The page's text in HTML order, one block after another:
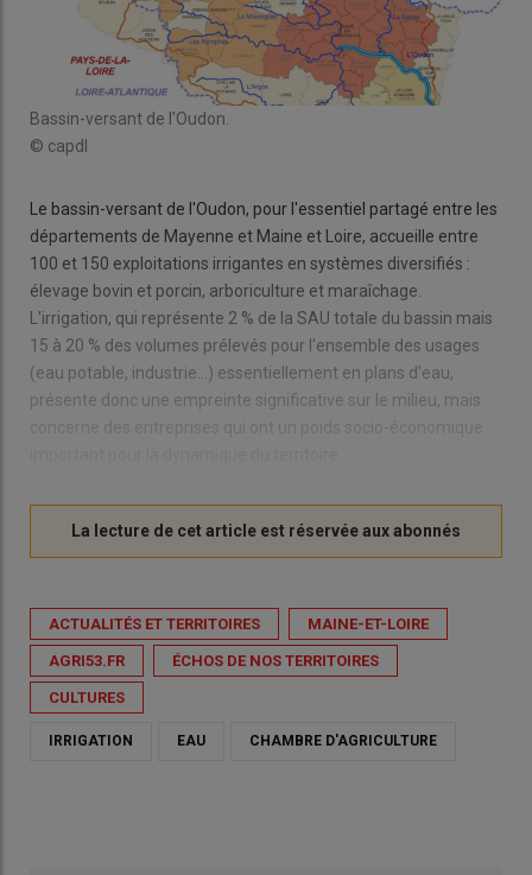
Bassin-versant de l'Oudon.
© capdl
Le bassin-versant de l'Oudon, pour l'essentiel partagé entre les
départements de Mayenne et Maine et Loire, accueille entre
100 et 150 exploitations irrigantes en systèmes diversifiés :
élevage bovin et porcin, arboriculture et maraîchage.
L'irrigation, qui représente 2 % de la SAU totale du bassin mais
15 à 20 % des volumes prélevés pour l'ensemble des usages
(eau potable, industrie...) essentiellement en plans d'eau,
présente donc une empreinte significative sur le milieu, mais
concerne des entreprises qui ont un poids socio-économique
ACTUALITÉS ET TERRITOIRES MAINE-ET-LOIRE
AGRI53.FR ÉCHOS DE NOS TERRITOIRES
CULTURES
IRRIGATION EAU CHAMBRE D'AGRICULTURE